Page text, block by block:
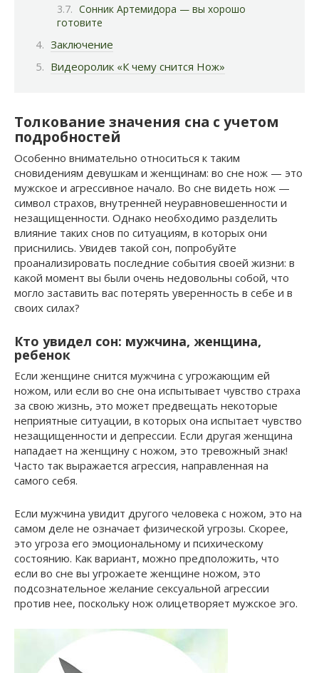
Сонник Артемидора — вы хорошо
готовите
Заключение
Видеоролик «К чему снится Нож»
Толкование значения сна с учетом
подробностей
Особенно внимательно относиться к таким
сновидениям девушкам и женщинам: во сне нож — это
мужское и агрессивное начало. Во сне видеть нож —
символ страхов, внутренней неуравновешенности и
незащищенности. Однако необходимо разделить
влияние таких снов по ситуациям, в которых они
приснились. Увидев такой сон, попробуйте
проанализировать последние события своей жизни: в
какой момент вы были очень недовольны собой, что
могло заставить вас потерять уверенность в себе и в
своих силах?
Кто увидел сон: мужчина, женщина,
ребенок
Если женщине снится мужчина с угрожающим ей
ножом, или если во сне она испытывает чувство страха
за свою жизнь, это может предвещать некоторые
неприятные ситуации, в которых она испытает чувство
незащищенности и депрессии. Если другая женщина
нападает на женщину с ножом, это тревожный знак!
Часто так выражается агрессия, направленная на
самого себя.
Если мужчина увидит другого человека с ножом, это на
самом деле не означает физической угрозы. Скорее,
это угроза его эмоциональному и психическому
состоянию. Как вариант, можно предположить, что
если во сне вы угрожаете женщине ножом, это
подсознательное желание сексуальной агрессии
против нее, поскольку нож олицетворяет мужское эго.